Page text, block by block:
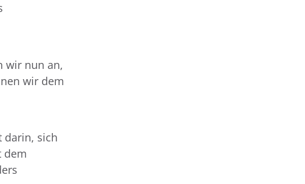
wir nun an,
wir dem
darin, sich
dem